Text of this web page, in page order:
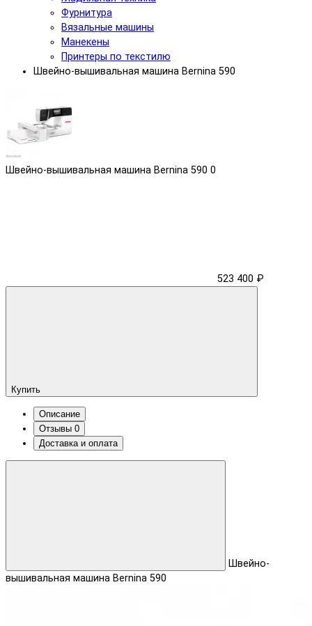
Фурнитура
Вязальные машины
Манекены
Принтеры по текстилю
Швейно-вышивальная машина Bernina 590
Швейно-вышивальная машина Bernina 590 0
523 400 ₽
Купить
Описание
Отзывы 0
Доставка и оплата
Швейно-
вышивальная машина Bernina 590